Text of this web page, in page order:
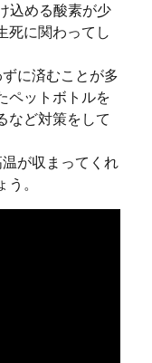
込める酸素が少
死に関わってし
に済むことが多
ペットボトルを
など対策をして
が収まってくれ
。